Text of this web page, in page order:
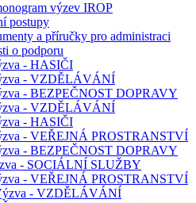
výzev IROP
postupy
a příručky pro administraci
o podporu
- HASIČI
- VZDĚLÁVÁNÍ
- BEZPEČNOST DOPRAVY
- VZDĚLÁVÁNÍ
- HASIČI
- VEŘEJNÁ PROSTRANSTVÍ
- BEZPEČNOST DOPRAVY
- SOCIÁLNÍ SLUŽBY
- VEŘEJNÁ PROSTRANSTVÍ
- VZDĚLÁVÁNÍ